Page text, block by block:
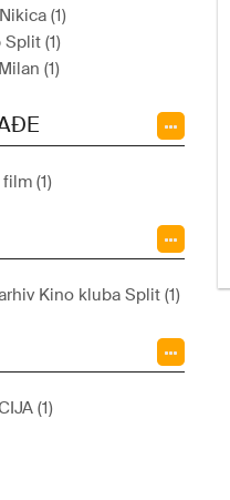
(1)
(1)
(1)
(1)
Kino kluba Split (1)
(1)